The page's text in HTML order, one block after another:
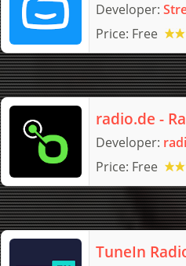
Developer:
Price: Free
radio.de -
Developer:
Price: Free
TuneIn